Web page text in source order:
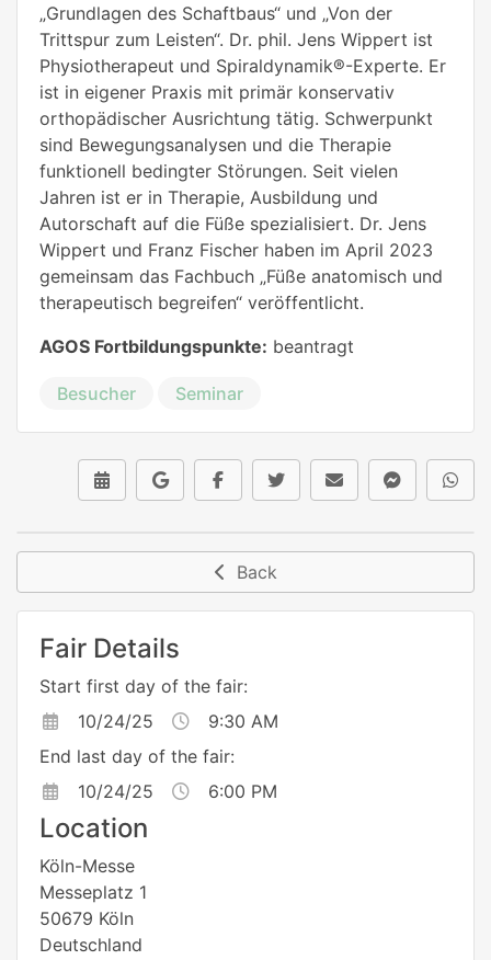
„Grundlagen des Schaftbaus“ und „Von der
Trittspur zum Leisten“. Dr. phil. Jens Wippert ist
Physiotherapeut und Spiraldynamik®-Experte. Er
ist in eigener Praxis mit primär konservativ
orthopädischer Ausrichtung tätig. Schwerpunkt
sind Bewegungsanalysen und die Therapie
funktionell bedingter Störungen. Seit vielen
Jahren ist er in Therapie, Ausbildung und
Autorschaft auf die Füße spezialisiert. Dr. Jens
Wippert und Franz Fischer haben im April 2023
gemeinsam das Fachbuch „Füße anatomisch und
therapeutisch begreifen“ veröffentlicht.
AGOS Fortbildungspunkte: beantragt
Besucher Seminar
Back
Fair Details
Start first day of the fair:
10/24/25
9:30 AM
End last day of the fair:
10/24/25
6:00 PM
Location
Köln-Messe
Messeplatz 1
50679 Köln
Deutschland